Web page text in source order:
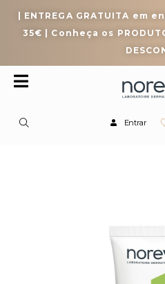
| ENTREGA GRATUITA em
35€ | Conheça os
Entrar